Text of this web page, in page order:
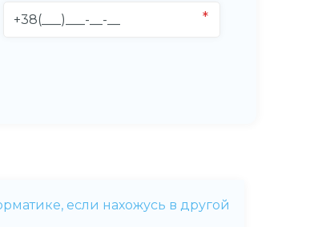
если нахожусь в другой